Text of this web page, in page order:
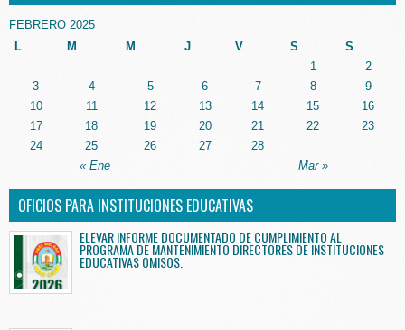
FEBRERO 2025
L
M M J V S S
« Ene Mar »
1
2
3
4 5 6 7 8
9
10
11 12 13 14 15
16
17
18 19 20 21 22
23
24
25 26 27 28
OFICIOS PARA INSTITUCIONES EDUCATIVAS
ELEVAR INFORME DOCUMENTADO DE CUMPLIMIENTO AL
PROGRAMA DE MANTENIMIENTO DIRECTORES DE INSTITUCIONES
EDUCATIVAS OMISOS.